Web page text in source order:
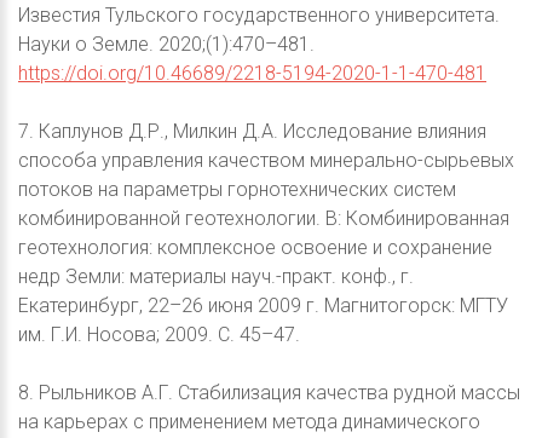
Известия Тульского государственного университета.
Науки о Земле. 2020;(1):470–481.
https://doi.org/10.46689/2218-5194-2020-1-1-470-481
7. Каплунов Д.Р., Милкин Д.А. Исследование влияния
способа управления качеством минерально-сырьевых
потоков на параметры горнотехнических систем
комбинированной геотехнологии. В: Комбинированная
геотехнология: комплексное освоение и сохранение
недр Земли: материалы науч.-практ. конф., г.
Екатеринбург, 22–26 июня 2009 г. Магнитогорск: МГТУ
им. Г.И. Носова; 2009. С. 45–47.
8. Рыльников А.Г. Стабилизация качества рудной массы
на карьерах с применением метода динамического